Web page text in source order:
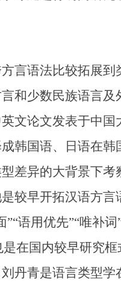
语法比较拓展到
和少数民族语言
文论文发表于中国
韩国语、日语在韩
异的大背景下考
较早开拓汉语方
语用优先”“唯补词
在国内较早研究
丹青是语言类型